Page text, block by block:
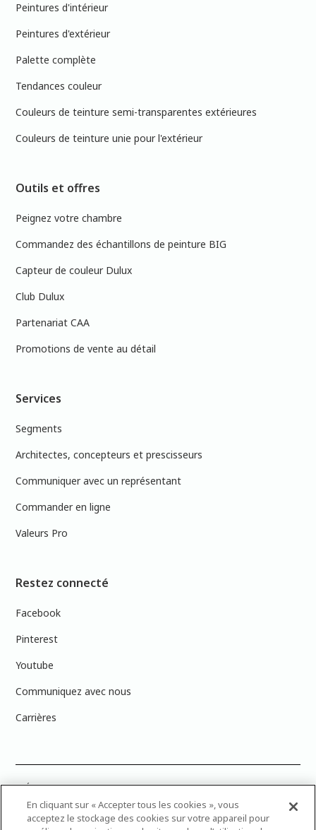
Peintures d'intérieur
Peintures d'extérieur
Palette complète
Tendances couleur
Couleurs de teinture semi-transparentes extérieures
Couleurs de teinture unie pour l'extérieur
Outils et offres
Peignez votre chambre
Commandez des échantillons de peinture BIG
Capteur de couleur Dulux
Club Dulux
Partenariat CAA
Promotions de vente au détail
Services
Segments
Architectes, concepteurs et prescisseurs
Communiquer avec un représentant
Commander en ligne
Valeurs Pro
Restez connecté
Facebook
Pinterest
Youtube
Communiquez avec nous
Carrières
PRÉCISION DES COULEURS : Veuillez noter que les couleurs affichées à
l’écran peuvent ne pas correspondre exactement aux couleurs de
peinture réelles en raison des variations de calibration des écrans.
Vous pouvez apporter les numéros d’échantillons de couleur de
En cliquant sur « Accepter tous les cookies », vous
acceptez le stockage des cookies sur votre appareil pour